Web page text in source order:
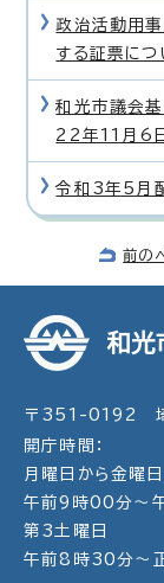
政治活動用
する証票につ
和光市議会
22年11月6日
令和3年5月
前の
和光
〒351-0192 埼
開庁時間：
月曜日から金曜日
午前9時00分～
第3土曜日
午前8時30分～正